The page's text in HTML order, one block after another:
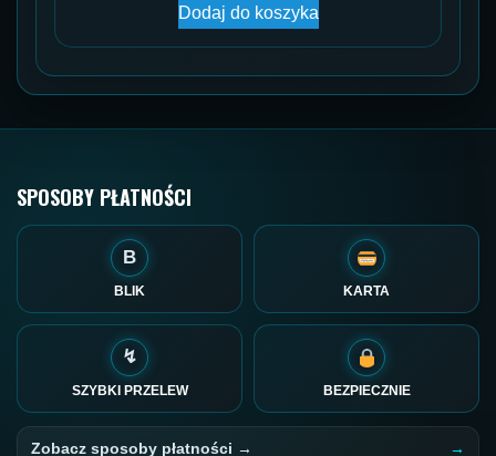
Dodaj do koszyka
SPOSOBY PŁATNOŚCI
B
BLIK KARTA
↯
SZYBKI PRZELEW BEZPIECZNIE
Zobacz sposoby płatności →